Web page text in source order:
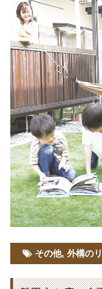
その他, 外構の